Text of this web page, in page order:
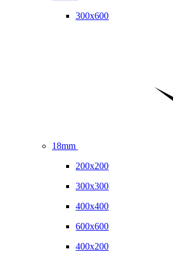
300x600
18mm
200x200
300x300
400x400
600x600
400x200